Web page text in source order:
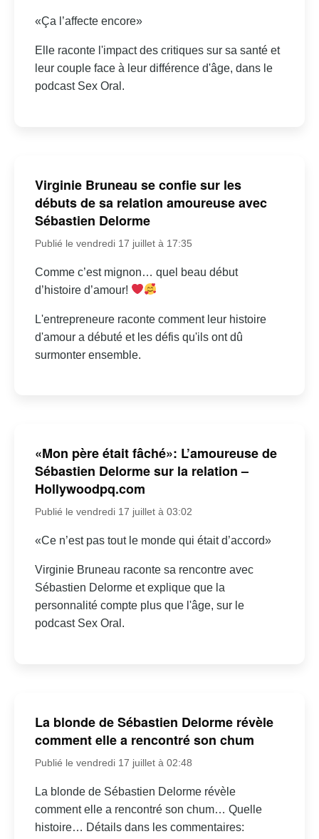
«Ça l’affecte encore»
Elle raconte l'impact des critiques sur sa santé et
leur couple face à leur différence d'âge, dans le
podcast Sex Oral.
Virginie Bruneau se confie sur les
débuts de sa relation amoureuse avec
Sébastien Delorme
Publié le vendredi 17 juillet à 17:35
Comme c’est mignon… quel beau début
d’histoire d’amour!
L'entrepreneure raconte comment leur histoire
d'amour a débuté et les défis qu'ils ont dû
surmonter ensemble.
«Mon père était fâché»: L’amoureuse de
Sébastien Delorme sur la relation –
Hollywoodpq.com
Publié le vendredi 17 juillet à 03:02
«Ce n’est pas tout le monde qui était d’accord»
Virginie Bruneau raconte sa rencontre avec
Sébastien Delorme et explique que la
personnalité compte plus que l'âge, sur le
podcast Sex Oral.
La blonde de Sébastien Delorme révèle
comment elle a rencontré son chum
Publié le vendredi 17 juillet à 02:48
La blonde de Sébastien Delorme révèle
comment elle a rencontré son chum… Quelle
histoire… Détails dans les commentaires: